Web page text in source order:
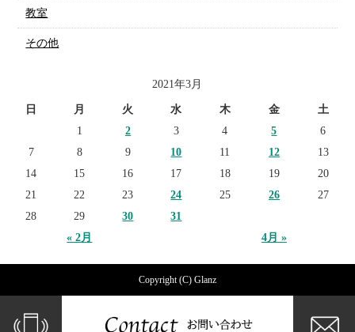
教室
その他
2021年3月
日 月 火 水 木 金 土
« 2月 4月 »
1 2 3 4 5
6
7
8 9 10 11 12
13
14
15 16 17 18 19
20
21
22 23 24 25 26
27
28
29 30 31
Copyright (C) Glanz